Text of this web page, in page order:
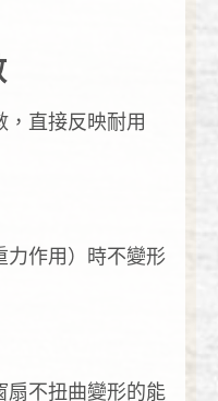
，直接反映耐用
力作用）時不變形
扇不扭曲變形的能